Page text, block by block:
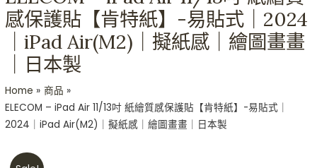
感保護貼【肯特紙】-易貼式｜2024
｜iPad Air(M2)｜擬紙感｜繪圖畫畫
｜日本製
Home
商品
ELECOM – iPad Air 11/13吋 紙繪質感保護貼【肯特紙】-易貼式｜
2024｜iPad Air(M2)｜擬紙感｜繪圖畫畫｜日本製
ELECOM